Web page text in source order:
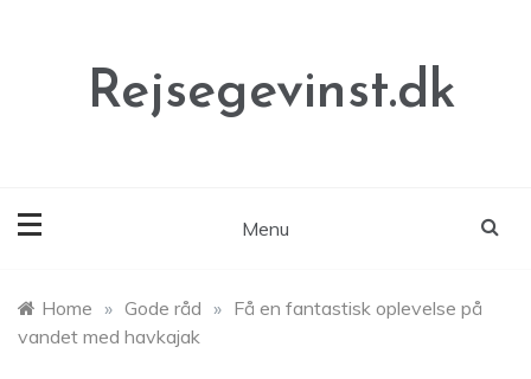
Rejsegevinst.dk
Menu
Home » Gode råd » Få en fantastisk oplevelse på
vandet med havkajak